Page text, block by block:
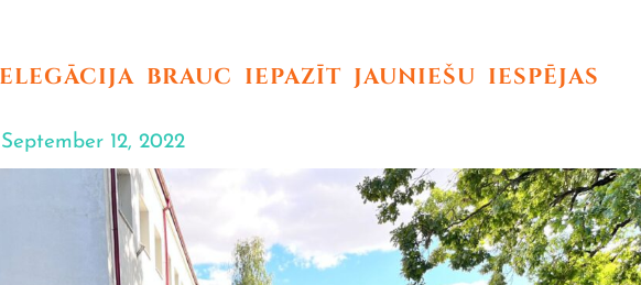
BRAUC IEPAZĪT JAUNIEŠU IESPĒJAS
September 12, 2022